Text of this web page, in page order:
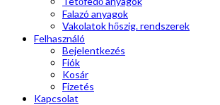
Falazó anyagok
Vakolatok hőszig. rendszerek
Felhasználó
Bejelentkezés
Fiók
Kosár
Fizetés
Kapcsolat